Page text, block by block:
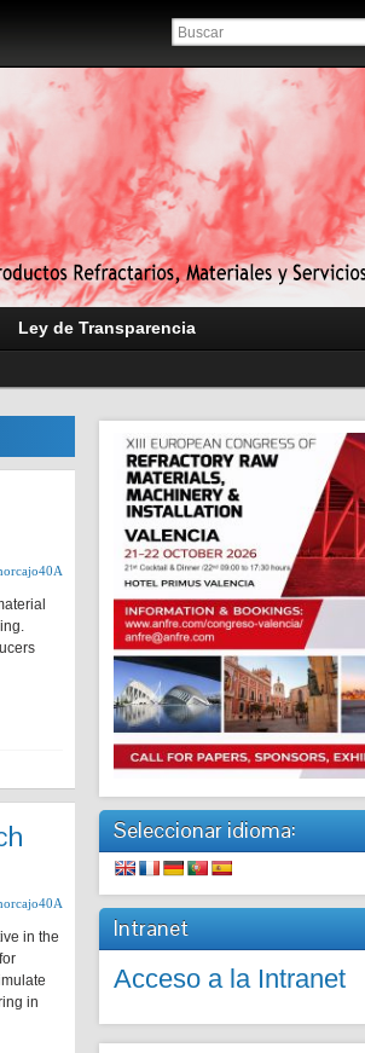
Ley de Transparencia
in the
in
Seleccionar idioma:
Intranet
Acceso a la Intranet